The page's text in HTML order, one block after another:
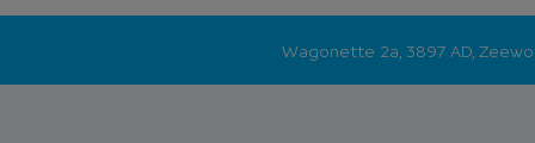
Wagonette 2a, 3897 AD,